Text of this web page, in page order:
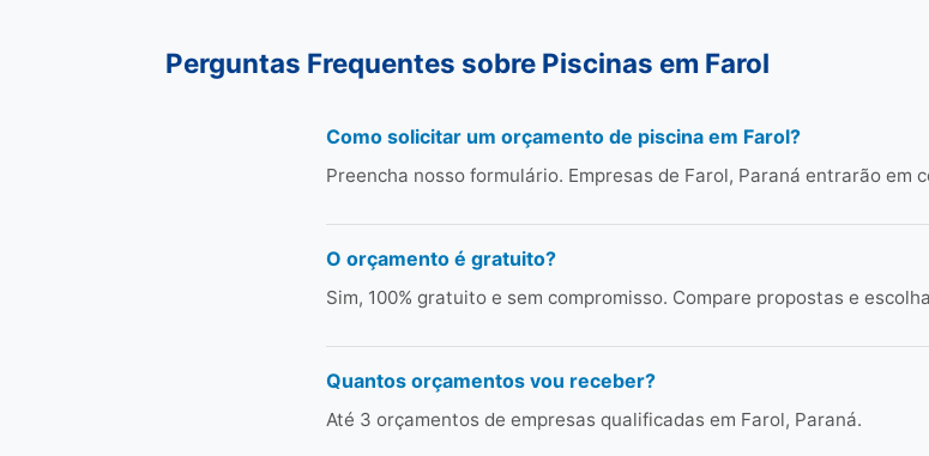
Perguntas Frequentes sobre Piscinas em Farol
Como solicitar um orçamento de piscina em Farol?
Preencha nosso formulário. Empresas de Farol, Paraná entrarão em
O orçamento é gratuito?
Sim, 100% gratuito e sem compromisso. Compare propostas e
Quantos orçamentos vou receber?
Até 3 orçamentos de empresas qualificadas em Farol, Paraná.